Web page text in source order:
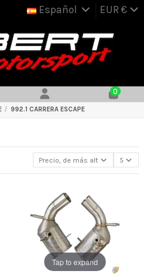
Español EUR €
0
992.1 CARRERA ESCAPE
Precio, de más alto a más bajo
5
Tap to expand